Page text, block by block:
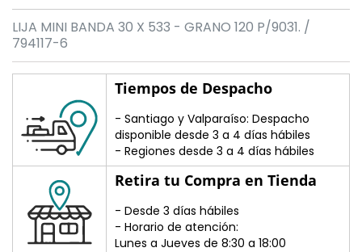
LIJA MINI BANDA 30 X 533 - GRANO 120 P/9031. /
794117-6
Tiempos de Despacho
- Santiago y Valparaíso: Despacho
disponible desde 3 a 4 días hábiles
- Regiones desde 3 a 4 días hábiles
Retira tu Compra en Tienda
- Desde 3 días hábiles
- Horario de atención:
Lunes a Jueves de 8:30 a 18:00